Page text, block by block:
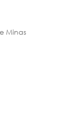
Minas